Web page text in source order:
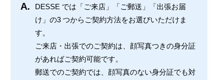
A.
DESSE では「ご来店」「ご郵送」「出張お届
け」の3 つからご契約方法をお選びいただけま
す。
ご来店・出張でのご契約は、顔写真つきの身分証
があればご契約可能です。
郵送でのご契約では、顔写真のない身分証でも対